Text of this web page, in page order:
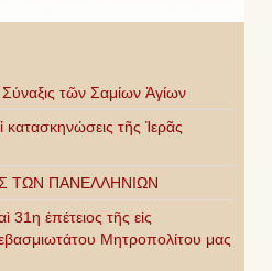
τῶν Σαμίων Ἁγίων
τῆς Ἱερᾶς
ΤΩΝ ΠΑΝΕΛΛΗΝΙΩΝ
ἐπέτειος τῆς εἰς
Μητροπολίτου μας